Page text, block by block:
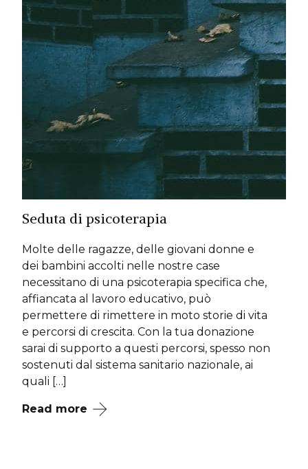
Seduta di psicoterapia
Molte delle ragazze, delle giovani donne e
dei bambini accolti nelle nostre case
necessitano di una psicoterapia specifica che,
affiancata al lavoro educativo, può
permettere di rimettere in moto storie di vita
e percorsi di crescita. Con la tua donazione
sarai di supporto a questi percorsi, spesso non
sostenuti dal sistema sanitario nazionale, ai
quali […]
Read more